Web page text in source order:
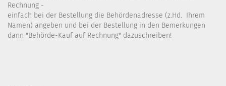
Rechnung -
einfach bei der Bestellung die Behördenadresse (z.Hd. Ihrem
Namen) angeben und bei der Bestellung in den Bemerkungen
dann "Behörde-Kauf auf Rechnung" dazuschreiben!